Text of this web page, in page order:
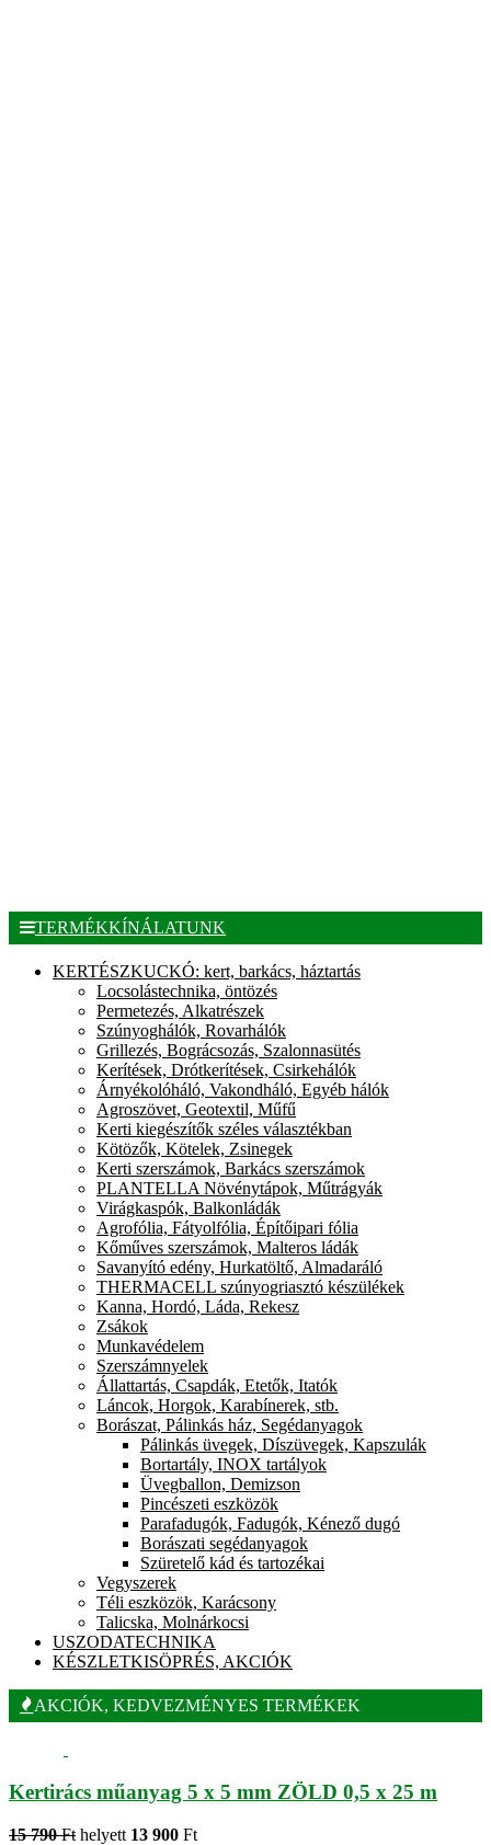
TERMÉKKÍNÁLATUNK
KERTÉSZKUCKÓ: kert, barkács, háztartás
Locsolástechnika, öntözés
Permetezés, Alkatrészek
Szúnyoghálók, Rovarhálók
Grillezés, Bográcsozás, Szalonnasütés
Kerítések, Drótkerítések, Csirkehálók
Árnyékolóháló, Vakondháló, Egyéb hálók
Agroszövet, Geotextil, Műfű
Kerti kiegészítők széles választékban
Kötözők, Kötelek, Zsinegek
Kerti szerszámok, Barkács szerszámok
PLANTELLA Növénytápok, Műtrágyák
Virágkaspók, Balkonládák
Agrofólia, Fátyolfólia, Építőipari fólia
Kőműves szerszámok, Malteros ládák
Savanyító edény, Hurkatöltő, Almadaráló
THERMACELL szúnyogriasztó készülékek
Kanna, Hordó, Láda, Rekesz
Zsákok
Munkavédelem
Szerszámnyelek
Állattartás, Csapdák, Etetők, Itatók
Láncok, Horgok, Karabínerek, stb.
Borászat, Pálinkás ház, Segédanyagok
Pálinkás üvegek, Díszüvegek, Kapszulák
Bortartály, INOX tartályok
Üvegballon, Demizson
Pincészeti eszközök
Parafadugók, Fadugók, Kénező dugó
Borászati segédanyagok
Szüretelő kád és tartozékai
Vegyszerek
Téli eszközök, Karácsony
Talicska, Molnárkocsi
USZODATECHNIKA
KÉSZLETKISÖPRÉS, AKCIÓK
AKCIÓK, KEDVEZMÉNYES TERMÉKEK
Kertirács műanyag 5 x 5 mm ZÖLD 0,5 x 25 m
15 790 Ft helyett 13 900 Ft